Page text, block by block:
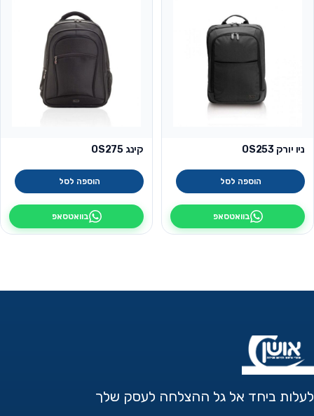
ניו יורק OS253
הוספה לסל
בוואטסאפ
קינג OS275
הוספה לסל
בוואטסאפ
לעלות ביחד אל גל ההצלחה לעסק שלך